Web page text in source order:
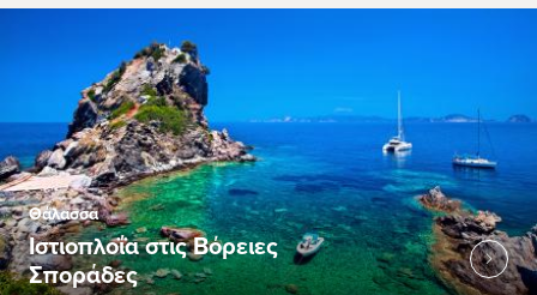
Θάλασσα
Ιστιοπλοΐα στις Βόρειες
Σποράδες